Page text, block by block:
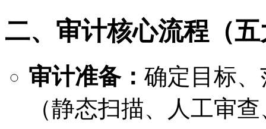
二、审计核心流程（
审计准备： 确定目标
（静态扫描、人工审